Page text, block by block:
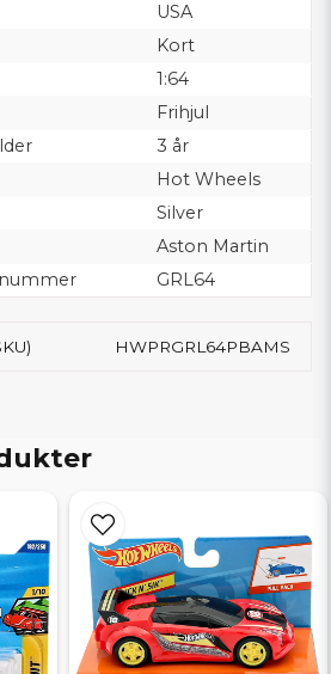
USA
Kort
1:64
Frihjul
3 år
Hot Wheels
Silver
Aston Martin
GRL64
HWPRGRL64PBAMS